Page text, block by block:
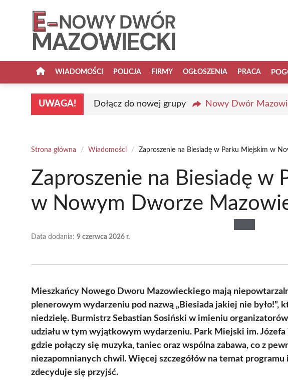
WIADOMOŚCI POLICJA FIRMY OGŁOSZENIA PRACA
UWAGA! Dołącz do nowej grupy Nowy Dwór
Strona główna / Wiadomości / Zaproszenie na Biesiadę w Parku Miejskim w
Zaproszenie na Biesiadę w
w Nowym Dworze
Data dodania: 9 czerwca 2026 r.
Mieszkańcy Nowego Dworu Mazowieckiego mają
plenerowym wydarzeniu pod nazwą „Biesiada jakiej nie było!”,
niedzielę. Burmistrz Sebastian Sosiński w imieniu
udziału w tym wyjątkowym wydarzeniu. Park Miejski im.
gdzie połączy się muzyka, taniec oraz wspólna zabawa, co z
niezapomnianych chwil. Więcej szczegółów na temat
zdecyduje się przyjść.